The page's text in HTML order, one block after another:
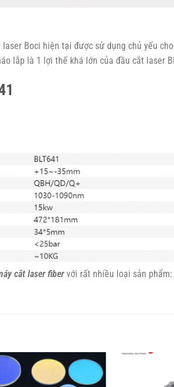
Boci hiện tại được sử dụng chủ yếu
lắp là 1 lợi thế khá lớn của đầu cắt laser
cắt laser fibervới rất nhiều loại sản